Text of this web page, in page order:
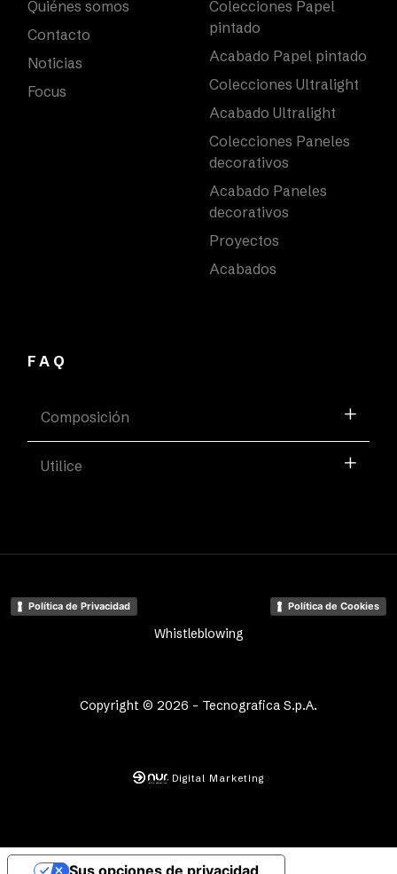
Quiénes somos
Contacto
Noticias
Focus
Colecciones Papel
pintado
Acabado Papel pintado
Colecciones Ultralight
Acabado Ultralight
Colecciones Paneles
decorativos
Acabado Paneles
decorativos
Proyectos
Acabados
FAQ
Composición
Utilice
Copyright © 2026 - Tecnografica S.p.A.
Política de Privacidad Política de Cookies
Whistleblowing
Digital Marketing
Sus opciones de privacidad